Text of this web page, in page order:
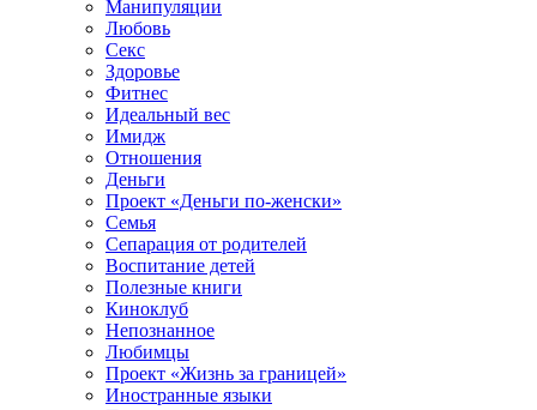
Манипуляции
Любовь
Секс
Здоровье
Фитнес
Идеальный вес
Имидж
Отношения
Деньги
Проект «Деньги по-женски»
Семья
Сепарация от родителей
Воспитание детей
Полезные книги
Киноклуб
Непознанное
Любимцы
Проект «Жизнь за границей»
Иностранные языки